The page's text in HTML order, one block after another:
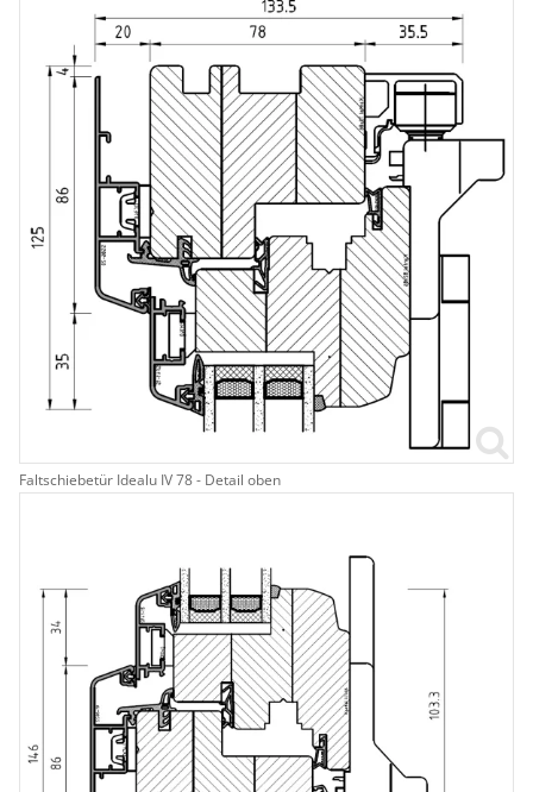
Faltschiebetür Idealu IV 78 - Detail oben